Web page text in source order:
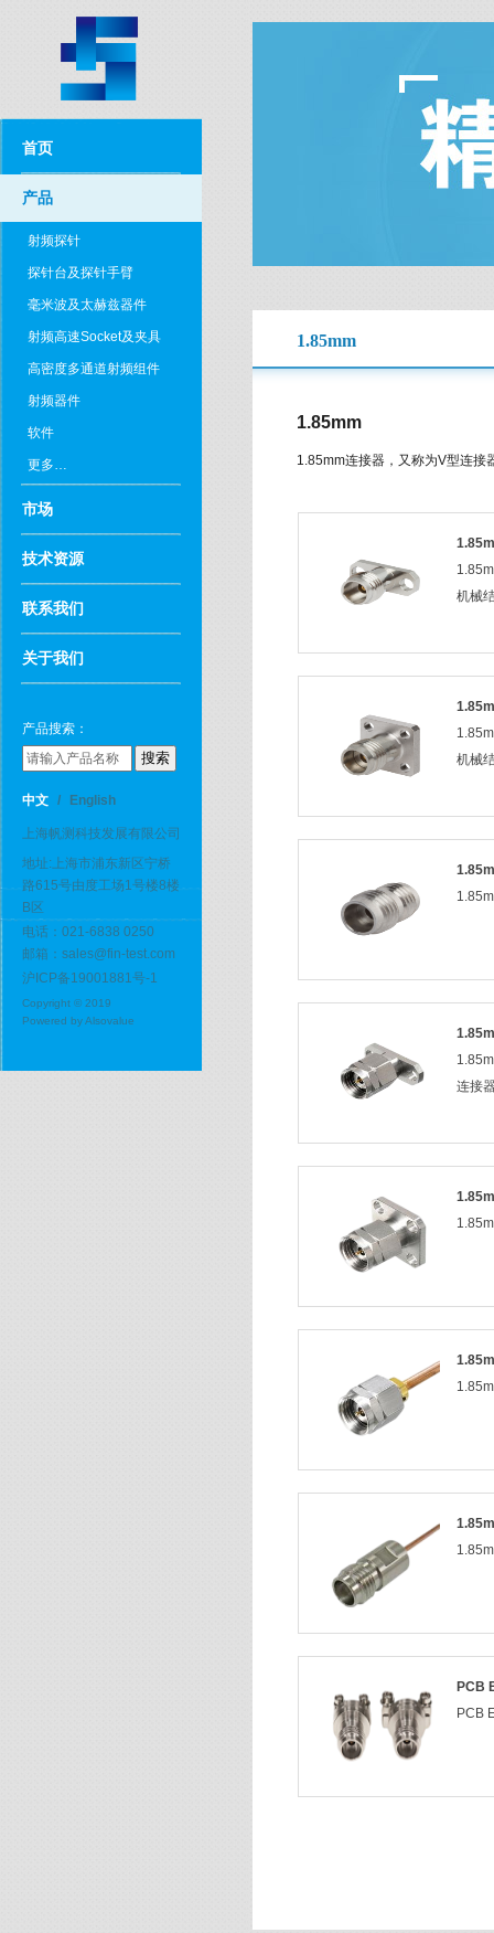
首页
产品
射频探针
探针台及探针手臂
毫米波及太赫兹器件
射频高速Socket及夹具
高密度多通道射频组件
射频器件
软件
更多…
市场
技术资源
联系我们
关于我们
产品搜索：
中文 / English
上海帆测科技发展有限公司
地址:上海市浦东新区宁桥
路615号由度工场1号楼8楼
B区
电话：021-6838 0250
邮箱：sales@fin-test.com
沪ICP备19001881号-1
Copyright © 2019
Powered byAlsovalue
1.85mm
1.85mm
1.85mm连接器，又称为V型连接
机械
机械
连接
PCB
PCB